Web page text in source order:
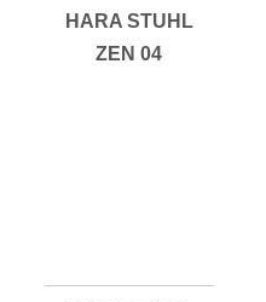
HARA STUHL
ZEN 04